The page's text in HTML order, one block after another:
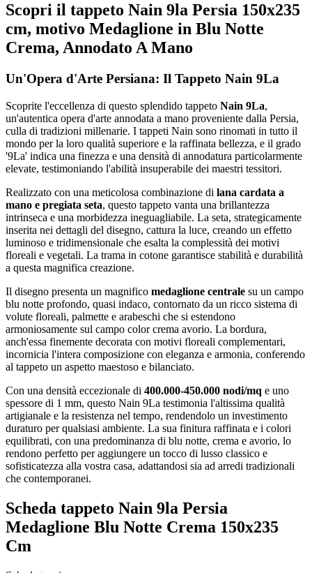
Scopri il tappeto Nain 9la Persia 150x235
cm, motivo Medaglione in Blu Notte
Crema, Annodato A Mano
Un'Opera d'Arte Persiana: Il Tappeto Nain 9La
Scoprite l'eccellenza di questo splendido tappeto Nain 9La,
un'autentica opera d'arte annodata a mano proveniente dalla Persia,
culla di tradizioni millenarie. I tappeti Nain sono rinomati in tutto il
mondo per la loro qualità superiore e la raffinata bellezza, e il grado
'9La' indica una finezza e una densità di annodatura particolarmente
elevate, testimoniando l'abilità insuperabile dei maestri tessitori.
Realizzato con una meticolosa combinazione di lana cardata a
mano e pregiata seta, questo tappeto vanta una brillantezza
intrinseca e una morbidezza ineguagliabile. La seta, strategicamente
inserita nei dettagli del disegno, cattura la luce, creando un effetto
luminoso e tridimensionale che esalta la complessità dei motivi
floreali e vegetali. La trama in cotone garantisce stabilità e durabilità
a questa magnifica creazione.
Il disegno presenta un magnifico medaglione centrale su un campo
blu notte profondo, quasi indaco, contornato da un ricco sistema di
volute floreali, palmette e arabeschi che si estendono
armoniosamente sul campo color crema avorio. La bordura,
anch'essa finemente decorata con motivi floreali complementari,
incornicia l'intera composizione con eleganza e armonia, conferendo
al tappeto un aspetto maestoso e bilanciato.
Con una densità eccezionale di 400.000-450.000 nodi/mq e uno
spessore di 1 mm, questo Nain 9La testimonia l'altissima qualità
artigianale e la resistenza nel tempo, rendendolo un investimento
duraturo per qualsiasi ambiente. La sua finitura raffinata e i colori
equilibrati, con una predominanza di blu notte, crema e avorio, lo
rendono perfetto per aggiungere un tocco di lusso classico e
sofisticatezza alla vostra casa, adattandosi sia ad arredi tradizionali
che contemporanei.
Scheda tappeto Nain 9la Persia
Medaglione Blu Notte Crema 150x235
Cm